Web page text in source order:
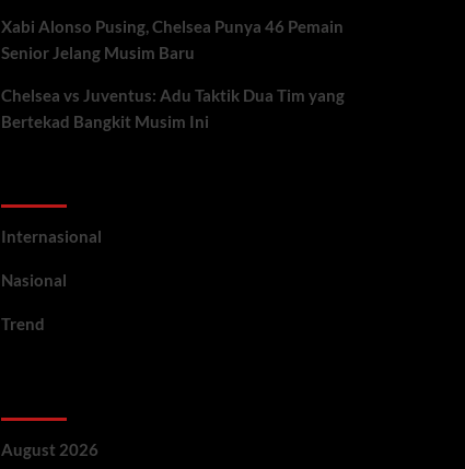
Xabi Alonso Pusing, Chelsea Punya 46 Pemain
Senior Jelang Musim Baru
Chelsea vs Juventus: Adu Taktik Dua Tim yang
Bertekad Bangkit Musim Ini
Internasional
Nasional
Trend
August 2026